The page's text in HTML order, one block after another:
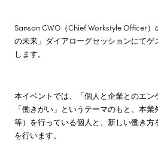
Sansan CWO（Chief Workstyle Officer
の未来」ダイアローグセッションにて
します。
本イベントでは、「個人と企業とのエ
「働きがい」というテーマのもと、本
等）を行っている個人と、新しい働き
を行います。